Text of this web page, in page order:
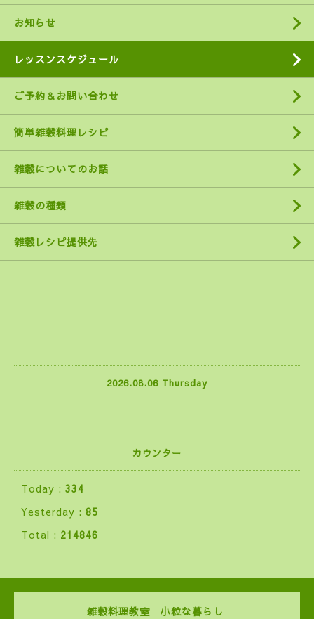
お知らせ
レッスンスケジュール
ご予約＆お問い合わせ
簡単雑穀料理レシピ
雑穀についてのお話
雑穀の種類
雑穀レシピ提供先
2026.08.06 Thursday
カウンター
Today : 334
Yesterday : 85
Total : 214846
雑穀料理教室 小粒な暮らし